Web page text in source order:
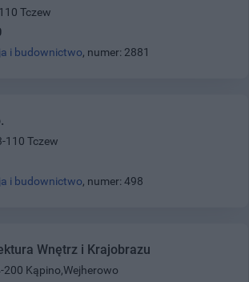
Tczew
i budownictwo, numer: 2881
110 Tczew
i budownictwo, numer: 498
Wnętrz i Krajobrazu
Kąpino,Wejherowo